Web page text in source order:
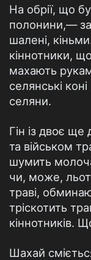
На обрії, що
полонини,—
шалені,
кіннотники,
махають
селянські
селяни.
Гін із двоє ще
та військом
шумить
чи, може,
траві,
тріскотить
кіннотників.
Шахай